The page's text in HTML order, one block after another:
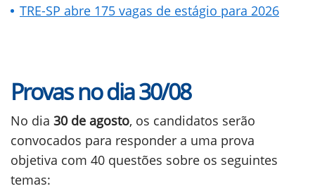
TRE-SP abre 175 vagas de estágio para 2026
Provas no dia 30/08
No dia 30 de agosto, os candidatos serão
convocados para responder a uma prova
objetiva com 40 questões sobre os seguintes
temas: